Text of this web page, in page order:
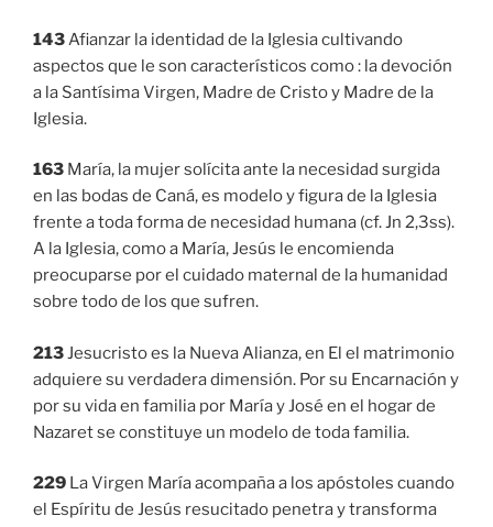
143Afianzar la identidad de la Iglesia cultivando
aspectos que le son característicos como : la devoción
a la Santísima Virgen, Madre de Cristo y Madre de la
Iglesia.
163 María, la mujer solícita ante la necesidad surgida
en las bodas de Caná, es modelo y figura de la Iglesia
frente a toda forma de necesidad humana (cf. Jn 2,3ss).
A la Iglesia, como a María, Jesús le encomienda
preocuparse por el cuidado maternal de la humanidad
sobre todo de los que sufren.
213Jesucristo es la Nueva Alianza, en El el matrimonio
adquiere su verdadera dimensión. Por su Encarnación y
por su vida en familia por María y José en el hogar de
Nazaret se constituye un modelo de toda familia.
229 La Virgen María acompaña a los apóstoles cuando
el Espíritu de Jesús resucitado penetra y transforma